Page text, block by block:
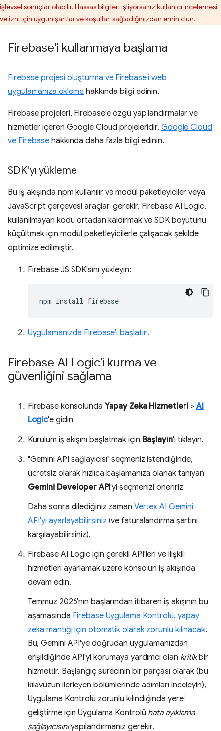
işlevsel sonuçlar olabilir. Hassas bilgileri işliyorsanız kullanıcı incelemesi
ve izni için uygun şartlar ve koşulları sağladığınızdan emin olun.
Firebase'i kullanmaya başlama
Firebase projesi oluşturma ve Firebase'i web
uygulamanıza ekleme hakkında bilgi edinin.
Firebase projeleri, Firebase'e özgü yapılandırmalar ve
hizmetler içeren Google Cloud projeleridir. Google Cloud
ve Firebase hakkında daha fazla bilgi edinin.
SDK'yı yükleme
Bu iş akışında npm kullanılır ve modül paketleyiciler veya
JavaScript çerçevesi araçları gerekir. Firebase AI Logic,
kullanılmayan kodu ortadan kaldırmak ve SDK boyutunu
küçültmek için modül paketleyicilerle çalışacak şekilde
optimize edilmiştir.
Firebase JS SDK'sını yükleyin:
npm install
Uygulamanızda Firebase'i başlatın.
Firebase AI Logic'i kurma ve
güvenliğini sağlama
Firebase konsolunda Yapay Zeka Hizmetleri >AI
Logic'e gidin.
Kurulum iş akışını başlatmak için Başlayın'ı tıklayın.
"Gemini API sağlayıcısı" seçmeniz istendiğinde,
ücretsiz olarak hızlıca başlamanıza olanak tanıyan
Gemini Developer API'yi seçmenizi öneririz.
Daha sonra dilediğiniz zaman Vertex AI Gemini
API'yi ayarlayabilirsiniz (ve faturalandırma şartını
karşılayabilirsiniz).
Firebase AI Logic için gerekli API'leri ve ilişkili
hizmetleri ayarlamak üzere konsolun iş akışında
devam edin.
Temmuz 2026'nın başlarından itibaren iş akışının bu
aşamasında Firebase Uygulama Kontrolü, yapay
zeka mantığı için otomatik olarak zorunlu kılınacak.
Bu, Gemini API'ye doğrudan uygulamanızdan
erişildiğinde API'yi korumaya yardımcı olan kritikbir
hizmettir. Başlangıç sürecinin bir parçası olarak (bu
kılavuzun ilerleyen bölümlerinde adımları inceleyin),
Uygulama Kontrolü zorunlu kılındığında yerel
geliştirme için Uygulama Kontrolü hata ayıklama
sağlayıcısınıyapılandırmanız gerekir.